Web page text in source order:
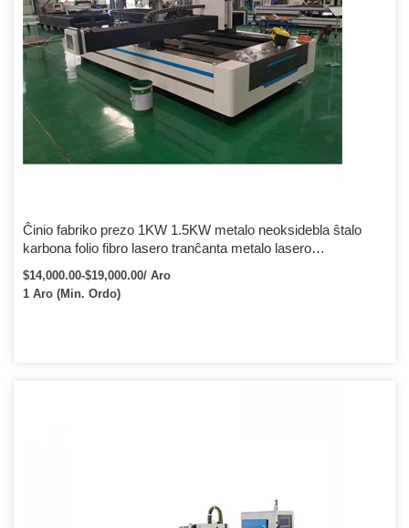
Ĉinio fabriko prezo 1KW 1.5KW metalo neoksidebla ŝtalo
karbona folio fibro lasero tranĉanta metalo lasero
tranĉmaŝino
$14,000.00-$19,000.00/ Aro
1 Aro (Min. Ordo)